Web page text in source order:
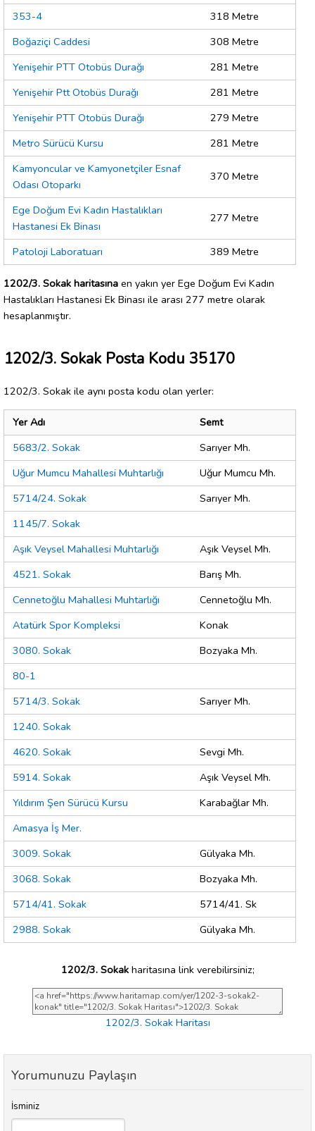
353-4
318 Metre
Boğaziçi Caddesi
308 Metre
Yenişehir PTT Otobüs Durağı
281 Metre
Yenişehir Ptt Otobüs Durağı
281 Metre
Yenişehir PTT Otobüs Durağı
279 Metre
Metro Sürücü Kursu
281 Metre
Kamyoncular ve Kamyonetçiler Esnaf
Odası Otoparkı
370 Metre
Ege Doğum Evi Kadın Hastalıkları
Hastanesi Ek Binası
277 Metre
Patoloji Laboratuarı 389 Metre
1202/3. Sokak haritasına en yakın yer Ege Doğum Evi Kadın
Hastalıkları Hastanesi Ek Binası ile arası 277 metre olarak
hesaplanmıştır.
1202/3. Sokak Posta Kodu 35170
1202/3. Sokak ile aynı posta kodu olan yerler:
Yer Adı
Semt
5683/2. Sokak
Sarıyer Mh.
Uğur Mumcu Mahallesi Muhtarlığı
Uğur Mumcu Mh.
5714/24. Sokak
Sarıyer Mh.
1145/7. Sokak
Aşık Veysel Mahallesi Muhtarlığı
Aşık Veysel Mh.
4521. Sokak
Barış Mh.
Cennetoğlu Mahallesi Muhtarlığı
Cennetoğlu Mh.
Atatürk Spor Kompleksi
Konak
3080. Sokak
Bozyaka Mh.
80-1
5714/3. Sokak
Sarıyer Mh.
1240. Sokak
4620. Sokak
Sevgi Mh.
5914. Sokak
Aşık Veysel Mh.
Yıldırım Şen Sürücü Kursu
Karabağlar Mh.
Amasya İş Mer.
3009. Sokak
Gülyaka Mh.
3068. Sokak
Bozyaka Mh.
5714/41. Sokak
5714/41. Sk
2988. Sokak
Gülyaka Mh.
1202/3. Sokakharitasına link verebilirsiniz;
1202/3. Sokak Haritası
Yorumunuzu Paylaşın
İsminiz